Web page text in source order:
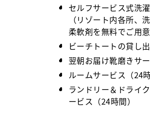
セルフサービス式洗
（リゾート内各所、
柔軟剤を無料でご用意
ビーチトートの貸し
翌朝お届け靴磨きサ
ルームサービス（24時
ランドリー＆ドライ
ービス（24時間）